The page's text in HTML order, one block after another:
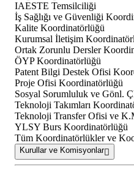
IAESTE Temsilciliği
İş Sağlığı ve Güvenliği
Kalite Koordinatörlüğü
Kurumsal İletişim
Ortak Zorunlu Dersler
ÖYP Koordinatörlüğü
Patent Bilgi Destek Ofisi
Proje Ofisi Koordinatörlüğü
Sosyal Sorumluluk ve Gönl.
Teknoloji Takımları
Teknoloji Transfer Ofisi ve
YLSY Burs Koordinatörlüğü
Tüm Koordinatörlükler ve
Kurullar ve Komisyonlar